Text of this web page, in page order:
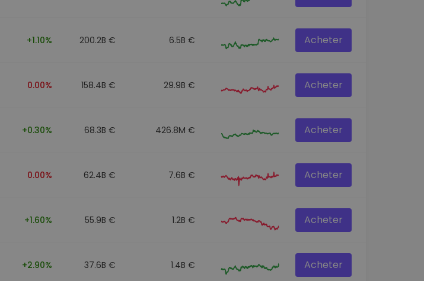
+1.10% 200.2B € 6.5B € Acheter
0.00% 158.4B € 29.9B € Acheter
+0.30% 68.3B € 426.8M € Acheter
0.00% 62.4B € 7.6B € Acheter
+1.60% 55.9B € 1.2B € Acheter
+2.90% 37.6B € 1.4B € Acheter